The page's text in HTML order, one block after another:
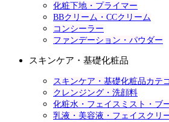
化粧下地・プライマー
BBクリーム・CCクリーム
コンシーラー
ファンデーション・パウダー
スキンケア・基礎化粧品
スキンケア・基礎化粧品カテ
クレンジング・洗顔料
化粧水・フェイスミスト・ブ
乳液・美容液・フェイスクリ